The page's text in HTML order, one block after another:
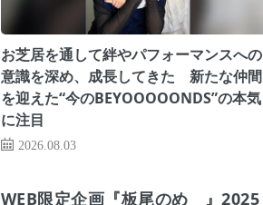
お芝居を通して絆やパフォーマンスへの
意識を深め、成長してきた 新たな仲間
を迎えた“今のBEYOOOOONDS”の本気
に注目
2026.08.03
WEB限定企画『板尾のめ゙』2025